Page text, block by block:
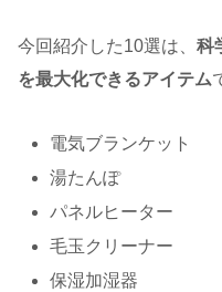
今回紹介した10選は、 科
を最大化できるアイテム
電気ブランケット
湯たんぽ
パネルヒーター
毛玉クリーナー
保湿加湿器